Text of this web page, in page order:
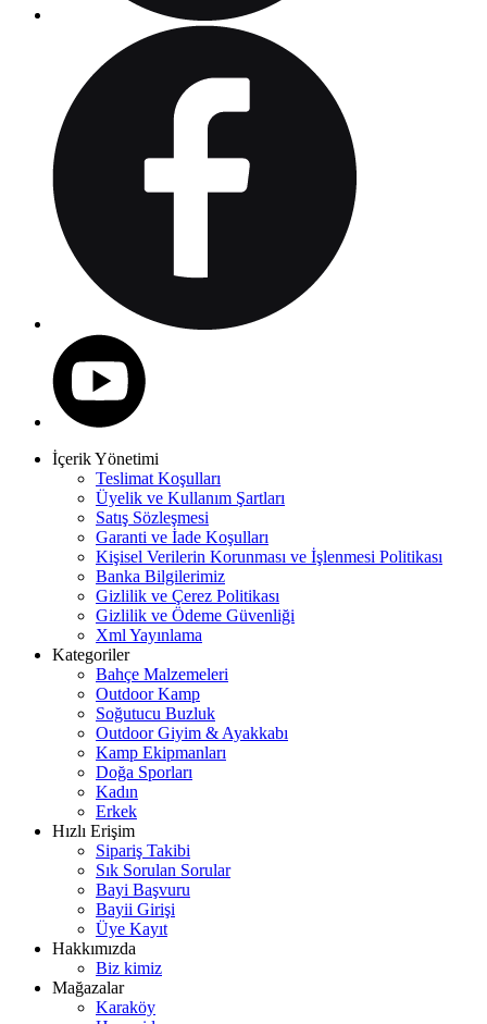
İçerik Yönetimi
Teslimat Koşulları
Üyelik ve Kullanım Şartları
Satış Sözleşmesi
Garanti ve İade Koşulları
Kişisel Verilerin Korunması ve İşlenmesi Politikası
Banka Bilgilerimiz
Gizlilik ve Çerez Politikası
Gizlilik ve Ödeme Güvenliği
Xml Yayınlama
Kategoriler
Bahçe Malzemeleri
Outdoor Kamp
Soğutucu Buzluk
Outdoor Giyim & Ayakkabı
Kamp Ekipmanları
Doğa Sporları
Kadın
Erkek
Hızlı Erişim
Sipariş Takibi
Sık Sorulan Sorular
Bayi Başvuru
Bayii Girişi
Üye Kayıt
Hakkımızda
Biz kimiz
Mağazalar
Karaköy